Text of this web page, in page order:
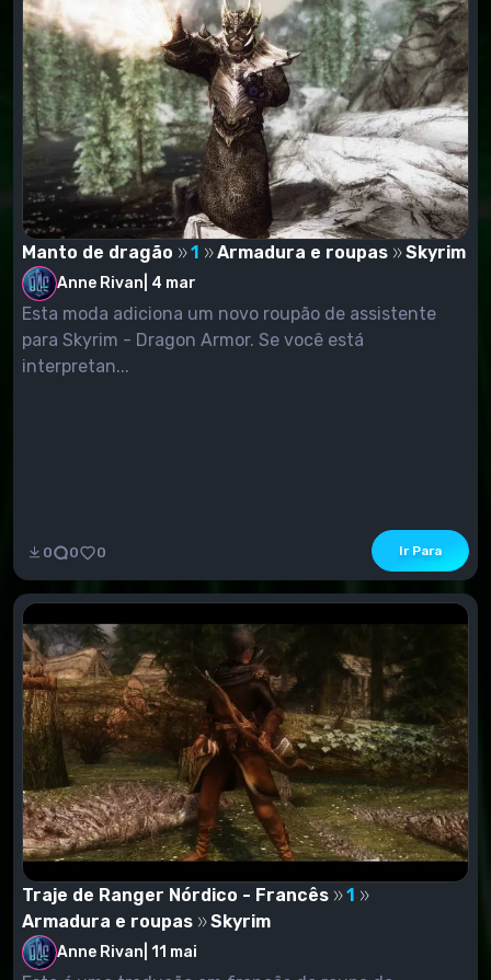
Manto de dragão 1 Armadura e roupas Skyrim
Anne Rivan 4 mar
Esta moda adiciona um novo roupão de assistente
para Skyrim - Dragon Armor. Se você está
interpretan...
0 0 0 Ir Para
Traje de Ranger Nórdico - Francês
1
Armadura e roupas
Skyrim
Anne Rivan 11 mai